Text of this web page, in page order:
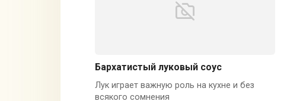
Бархатистый луковый соус
Лук играет важную роль на кухне и без
всякого сомнения